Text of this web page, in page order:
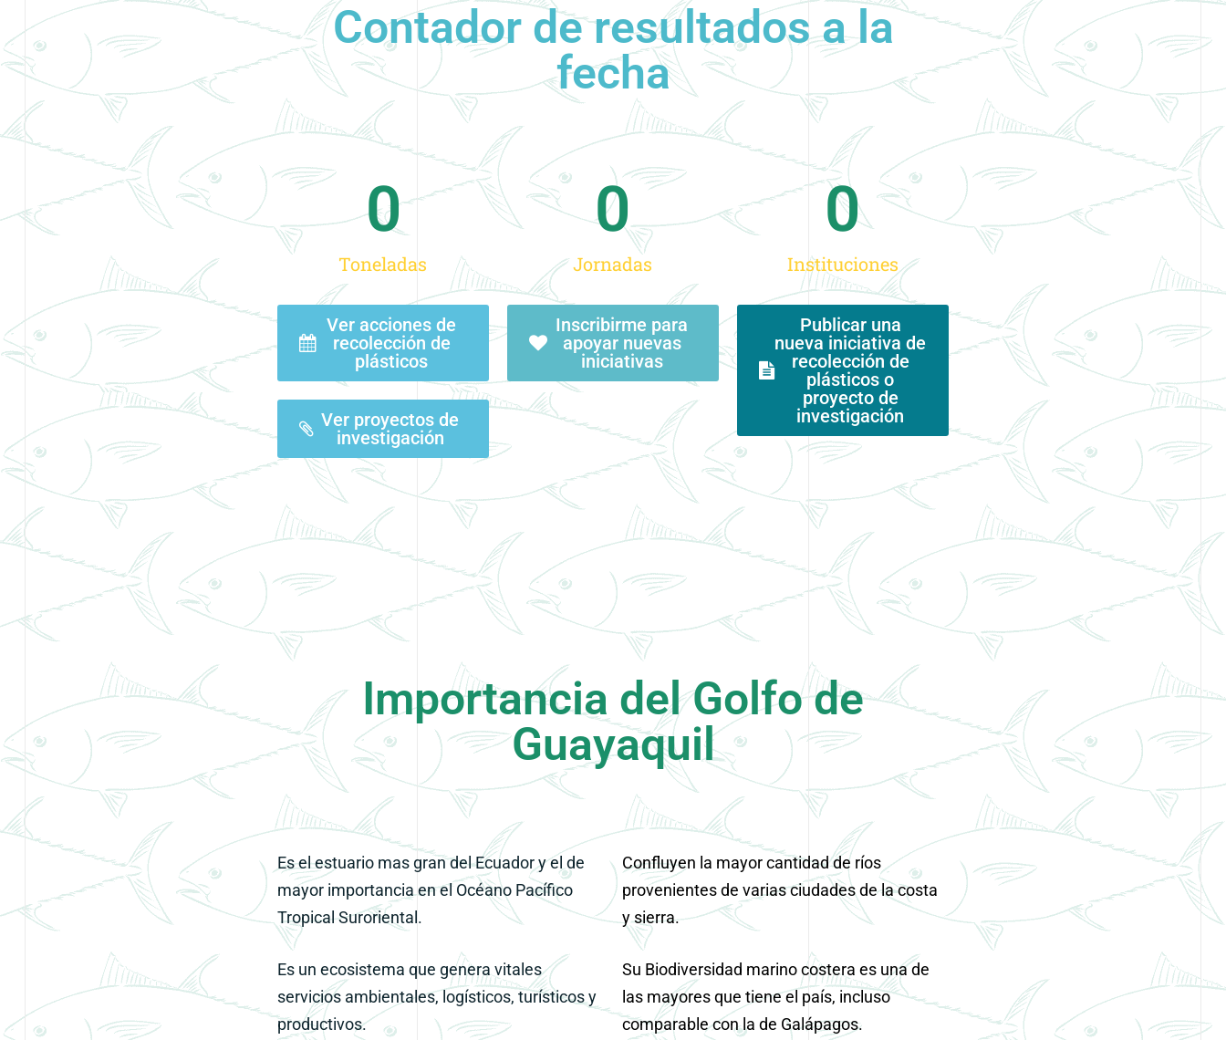
Contador de resultados a la
fecha
Toneladas
0
Jornadas
0
Instituciones
0
Ver acciones de
recolección de
plásticos
Ver proyectos de
investigación
Inscribirme para
apoyar nuevas
iniciativas
Publicar una
nueva iniciativa de
recolección de
plásticos o
proyecto de
investigación
Importancia del Golfo de
Guayaquil
Es elestuario mas gran del Ecuadory el de
mayor importancia en el Océano Pacífico
Tropical Suroriental.
Es un ecosistema que genera vitales
servicios ambientales, logísticos, turísticos y
productivos.
Confluyen la mayorcantidad de ríos
provenientes de varias ciudades de lacosta
y sierra.
Su Biodiversidad marino costera es una de
las mayores que tiene el país, incluso
comparable con la de Galápagos.